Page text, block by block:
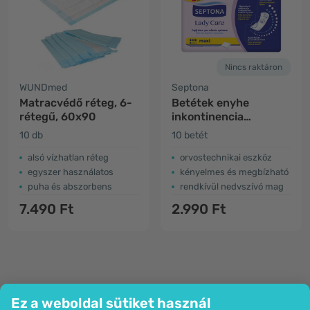
Ez a weboldal sütiket használ
WUNDmed
Matracvédő réteg, 6-
rétegű, 60x90
10 db
alsó vízhatlan réteg
egyszer használatos
puha és abszorbens
7.490 Ft
Nincs raktáron
Septona
Betétek enyhe
inkontinencia
kezelésére – Maxi
10 betét
orvostechnikai eszköz
kényelmes és megbízható
rendkívül nedvszívó mag
2.990 Ft